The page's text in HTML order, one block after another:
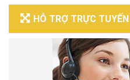
HỖ TRỢ TRỰC TUYẾN